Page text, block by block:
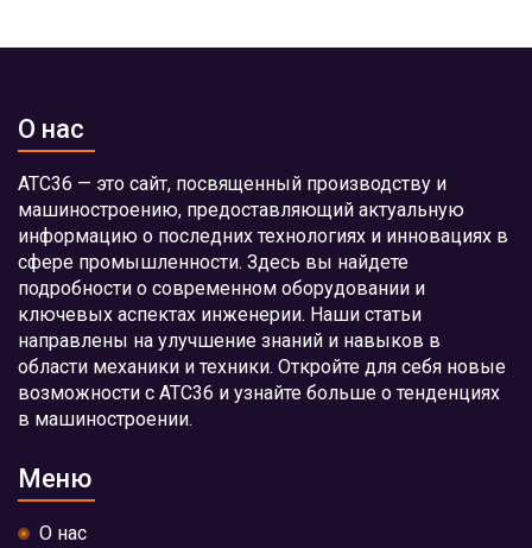
О нас
АТС36 — это сайт, посвященный производству и
машиностроению, предоставляющий актуальную
информацию о последних технологиях и инновациях в
сфере промышленности. Здесь вы найдете
подробности о современном оборудовании и
ключевых аспектах инженерии. Наши статьи
направлены на улучшение знаний и навыков в
области механики и техники. Откройте для себя новые
возможности с АТС36 и узнайте больше о тенденциях
в машиностроении.
Меню
О нас